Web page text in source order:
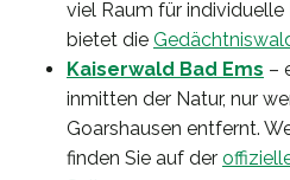
viel Raum für individuelle
bietet die
Kaiserwald Bad Ems –
inmitten der Natur, nur
Goarshausen entfernt.
finden Sie auf der